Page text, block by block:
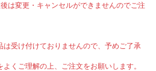
は変更・キャンセルができませんのでご注
受け付けておりませんので、予めご了承
くご理解の上、ご注文をお願いします。